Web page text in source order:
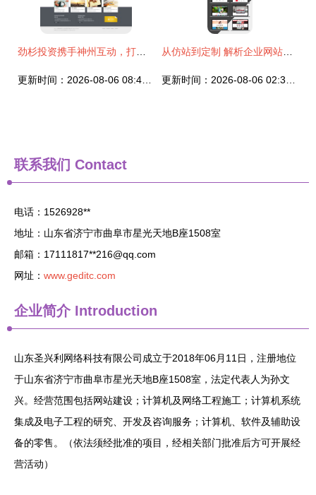
联系我们 Contact
电话：1526928**
地址：山东省济宁市曲阜市星光天地B座1508室
邮箱：17111817**216@qq.com
网址： www.geditc.com
企业简介Introduction
山东圣兴利网络科技有限公司成立于2018年06月11日，注册地位
于山东省济宁市曲阜市星光天地B座1508室，法定代表人为孙文
兴。经营范围包括网站建设；计算机及网络工程施工；计算机系统
集成及电子工程的研究、开发及咨询服务；计算机、软件及辅助设
备的零售。（依法须经批准的项目，经相关部门批准后方可开展经
营活动）